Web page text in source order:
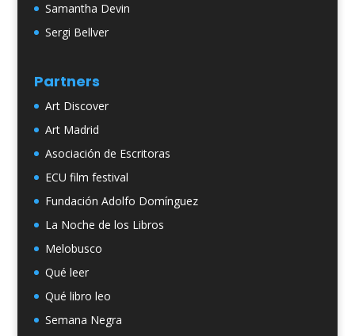
Samantha Devin
Sergi Bellver
Partners
Art Discover
Art Madrid
Asociación de Escritoras
ECU film festival
Fundación Adolfo Domínguez
La Noche de los Libros
Melobusco
Qué leer
Qué libro leo
Semana Negra